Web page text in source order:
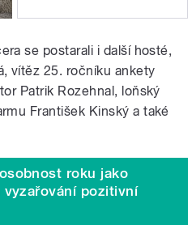
se postarali i další hosté,
vítěz 25. ročníku ankety
Patrik Rozehnal, loňský
František Kinský a také
roku jako
pozitivní